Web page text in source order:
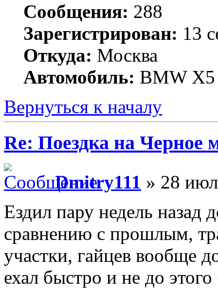
Сообщения: 288
Зарегистрирован: 13
Откуда: Москва
Автомобиль: BMW X5
Вернуться к началу
Re: Поездка на Черное
Dmitry111 » 28
Ездил пару недель назад
сравнению с прошлым,
участки, гайцев вообще
ехал быстро и не до